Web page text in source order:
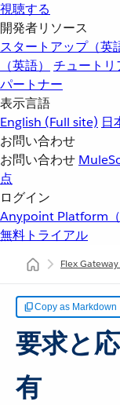
視聴する
開発者リソース
スタートアップ（英
（英語）
チュートリ
パートナー
表示言語
English (Full site) 日
お問い合わせ
お問い合わせ
点
ログイン
Anypoint Platform（
無料トライアル
Flex
Copy as Markdown
要求と
有